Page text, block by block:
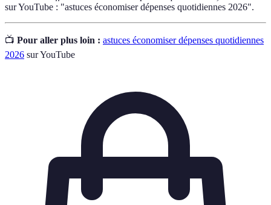
sur YouTube : "astuces économiser dépenses quotidiennes 2026".
📺 Pour aller plus loin : astuces économiser dépenses quotidiennes
2026 sur YouTube